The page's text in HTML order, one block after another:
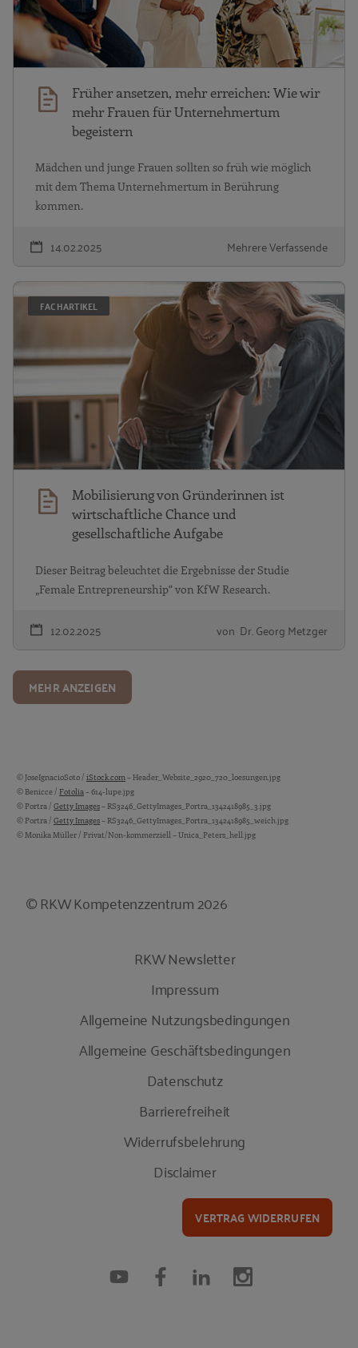
Früher ansetzen, mehr erreichen: Wie wir
mehr Frauen für Unternehmertum
begeistern
Mädchen und junge Frauen sollten so früh wie möglich
mit dem Thema Unternehmertum in Berührung
kommen.
14.02.2025 Mehrere Verfassende
FACHARTIKEL
Mobilisierung von Gründerinnen ist
wirtschaftliche Chance und
gesellschaftliche Aufgabe
Dieser Beitrag beleuchtet die Ergebnisse der Studie
„Female Entrepreneurship“ von KfW Research.
12.02.2025 von Dr. Georg Metzger
MEHR ANZEIGEN
Bildquellen und Copyright-Hinweise
© JoseIgnacioSoto / iStock.com– Header_Website_2920_720_loesungen.jpg
© Benicce / Fotolia– 614-lupe.jpg
© Portra / Getty Images– RS3246_GettyImages_Portra_1342418985_3.jpg
© Portra / Getty Images– RS3246_GettyImages_Portra_1342418985_weich.jpg
© Monika Müller / Privat/Non-kommerziell – Unica_Peters_hell.jpg
© RKW Kompetenzzentrum 2026
RKW Newsletter
Impressum
Allgemeine Nutzungsbedingungen
Allgemeine Geschäftsbedingungen
Datenschutz
Barrierefreiheit
Widerrufsbelehrung
Disclaimer
VERTRAG WIDERRUFEN